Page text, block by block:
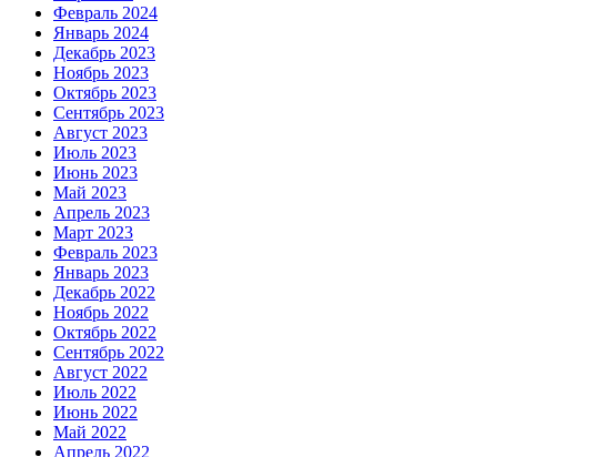
Февраль 2024
Январь 2024
Декабрь 2023
Ноябрь 2023
Октябрь 2023
Сентябрь 2023
Август 2023
Июль 2023
Июнь 2023
Май 2023
Апрель 2023
Март 2023
Февраль 2023
Январь 2023
Декабрь 2022
Ноябрь 2022
Октябрь 2022
Сентябрь 2022
Август 2022
Июль 2022
Июнь 2022
Май 2022
Апрель 2022